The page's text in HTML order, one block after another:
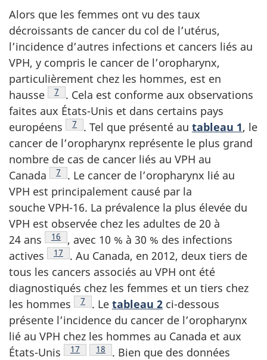
Alors que les femmes ont vu des taux
décroissants de cancer du col de l’utérus,
l’incidence d’autres infections et cancers liés au
VPH, y compris le cancer de l’oropharynx,
particulièrement chez les hommes, est en
hausse
Note de bas de page
7 . Cela est conforme aux observations
faites aux États-Unis et dans certains pays
européens
Note de bas de page
7 . Tel que présenté au tableau 1, le
cancer de l’oropharynx représente le plus grand
nombre de cas de cancer liés au VPH au
Canada
Note de bas de page
7 . Le cancer de l’oropharynx lié au
VPH est principalement causé par la
souche VPH-16. La prévalence la plus élevée du
VPH est observée chez les adultes de 20 à
24 ans
Note de bas de page
16 , avec 10 % à 30 % des infections
actives
Note de bas de page
17 . Au Canada, en 2012, deux tiers de
tous les cancers associés au VPH ont été
diagnostiqués chez les femmes et un tiers chez
les hommes Note de bas de page
7 . Le tableau 2 ci-dessous
présente l’incidence du cancer de l’oropharynx
lié au VPH chez les hommes au Canada et aux
États-Unis
Note de bas de page
17 Note de bas de page
18 . Bien que des données